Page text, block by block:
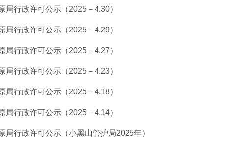
局行政许可公示（2025－4.30）
局行政许可公示（2025－4.29）
局行政许可公示（2025－4.27）
局行政许可公示（2025－4.23）
局行政许可公示（2025－4.18）
局行政许可公示（2025－4.14）
局行政许可公示（小黑山管护局2025年）